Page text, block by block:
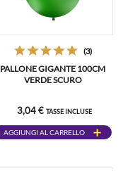
(3)
PALLONE GIGANTE 100CM
VERDE SCURO
3,04 € TASSE INCLUSE
AGGIUNGI AL CARRELLO